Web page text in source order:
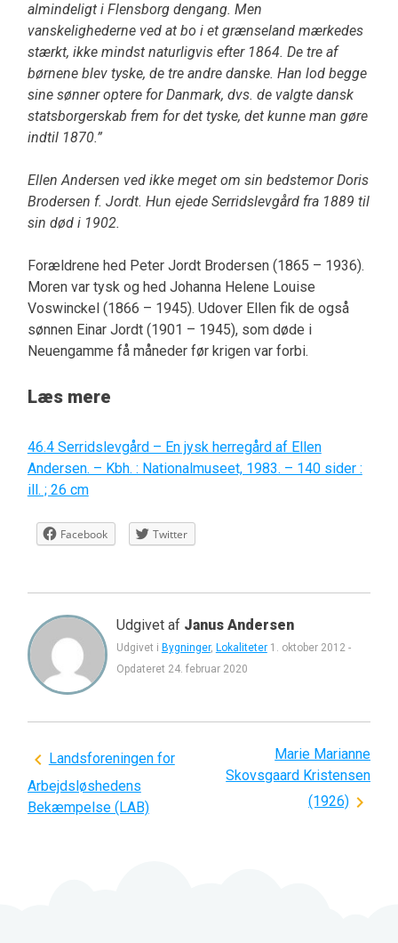
almindeligt i Flensborg dengang. Men
vanskelighederne ved at bo i et grænseland mærkedes
stærkt, ikke mindst naturligvis efter 1864. De tre af
børnene blev tyske, de tre andre danske. Han lod begge
sine sønner optere for Danmark, dvs. de valgte dansk
statsborgerskab frem for det tyske, det kunne man gøre
indtil 1870.”
Ellen Andersen ved ikke meget om sin bedstemor Doris
Brodersen f. Jordt. Hun ejede Serridslevgård fra 1889 til
sin død i 1902.
Forældrene hed Peter Jordt Brodersen (1865 – 1936).
Moren var tysk og hed Johanna Helene Louise
Voswinckel (1866 – 1945). Udover Ellen fik de også
sønnen Einar Jordt (1901 – 1945), som døde i
Neuengamme få måneder før krigen var forbi.
Læs mere
46.4 Serridslevgård – En jysk herregård af Ellen
Andersen. – Kbh. : Nationalmuseet, 1983. – 140 sider :
ill. ; 26 cm
Facebook Twitter
Udgivet af Janus Andersen
Udgivet i Bygninger, Lokaliteter 1. oktober 2012-
Opdateret 24. februar 2020
Indlægsnavigation
Landsforeningen for
Arbejdsløshedens
Bekæmpelse (LAB)
Marie Marianne
Skovsgaard Kristensen
(1926)